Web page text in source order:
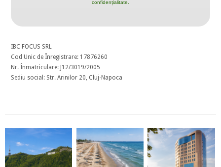
confidențialitate.
IBC FOCUS SRL
Cod Unic de Înregistrare: 17876260
Nr. Înmatriculare: J12/3019/2005
Sediu social: Str. Arinilor 20, Cluj-Napoca